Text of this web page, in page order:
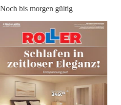
Noch bis morgen gültig